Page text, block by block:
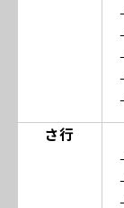
さ行